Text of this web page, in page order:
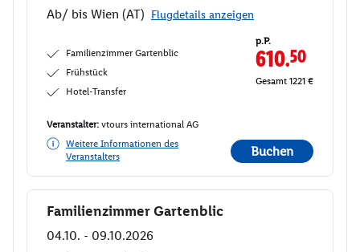
Ab/ bis Wien (AT) Flugdetails anzeigen
Familienzimmer Gartenblic
Frühstück
Hotel-Transfer
p.P.
610.50
Gesamt 1221 €
Veranstalter: vtours international AG
Weitere Informationen des
Veranstalters
Buchen
Buchen
Familienzimmer Gartenblic
04.10. - 09.10.2026